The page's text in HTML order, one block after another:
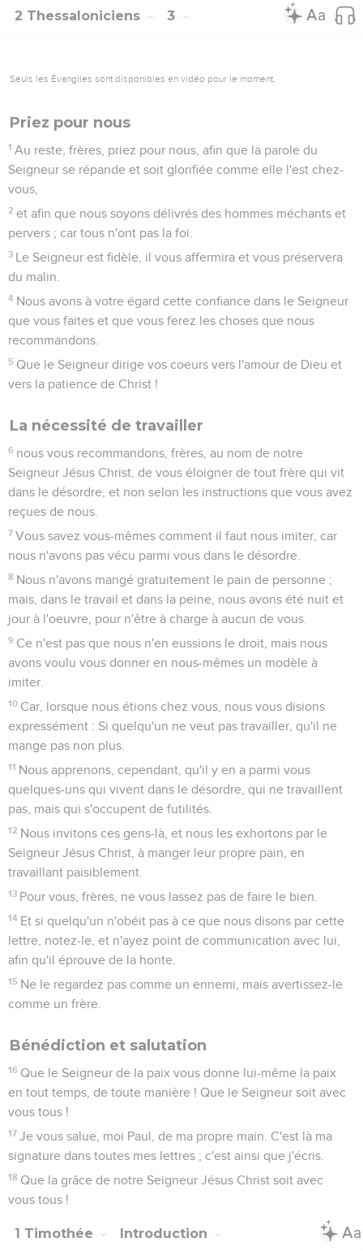
2 Thessaloniciens 3
Seuls les Évangiles sont disponibles en vidéo pour le moment.
Priez pour nous
1 Au reste, frères, priez pour nous, afin que la parole du
Seigneur se répande et soit glorifiée comme elle l'est chez-
vous,
2 et afin que nous soyons délivrés des hommes méchants et
pervers ; car tous n'ont pas la foi.
3 Le Seigneur est fidèle, il vous affermira et vous préservera
du malin.
4 Nous avons à votre égard cette confiance dans le Seigneur
que vous faites et que vous ferez les choses que nous
recommandons.
5 Que le Seigneur dirige vos coeurs vers l'amour de Dieu et
vers la patience de Christ !
La nécessité de travailler
6 nous vous recommandons, frères, au nom de notre
Seigneur Jésus Christ, de vous éloigner de tout frère qui vit
dans le désordre, et non selon les instructions que vous avez
reçues de nous.
7 Vous savez vous-mêmes comment il faut nous imiter, car
nous n'avons pas vécu parmi vous dans le désordre.
8 Nous n'avons mangé gratuitement le pain de personne ;
mais, dans le travail et dans la peine, nous avons été nuit et
jour à l'oeuvre, pour n'être à charge à aucun de vous.
9 Ce n'est pas que nous n'en eussions le droit, mais nous
avons voulu vous donner en nous-mêmes un modèle à
imiter.
10 Car, lorsque nous étions chez vous, nous vous disions
expressément : Si quelqu'un ne veut pas travailler, qu'il ne
mange pas non plus.
11 Nous apprenons, cependant, qu'il y en a parmi vous
quelques-uns qui vivent dans le désordre, qui ne travaillent
pas, mais qui s'occupent de futilités.
12 Nous invitons ces gens-là, et nous les exhortons par le
Seigneur Jésus Christ, à manger leur propre pain, en
travaillant paisiblement.
13 Pour vous, frères, ne vous lassez pas de faire le bien.
14 Et si quelqu'un n'obéit pas à ce que nous disons par cette
lettre, notez-le, et n'ayez point de communication avec lui,
afin qu'il éprouve de la honte.
15 Ne le regardez pas comme un ennemi, mais avertissez-le
comme un frère.
Bénédiction et salutation
16 Que le Seigneur de la paix vous donne lui-même la paix
en tout temps, de toute manière ! Que le Seigneur soit avec
vous tous !
17 Je vous salue, moi Paul, de ma propre main. C'est là ma
signature dans toutes mes lettres ; c'est ainsi que j'écris.
18 Que la grâce de notre Seigneur Jésus Christ soit avec
vous tous !
1 Timothée Introduction